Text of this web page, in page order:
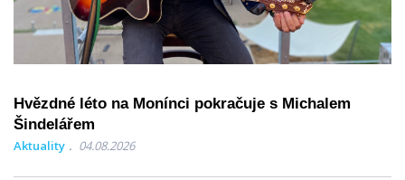
Hvězdné léto na Monínci pokračuje s Michalem
Šindelářem
Aktuality 04.08.2026